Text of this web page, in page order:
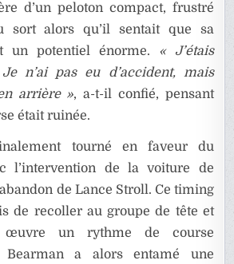
d’un peloton compact, frustré
sort alors qu’il sentait que sa
un potentiel énorme. « J’étais
n’ai pas eu d’accident, mais
arrière », a-t-il confié, pensant
était ruinée.
tourné en faveur du
l’intervention de la voiture de
de Lance Stroll. Ce timing
de recoller au groupe de tête et
un rythme de course
Bearman a alors entamé une